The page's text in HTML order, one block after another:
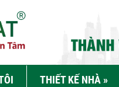
THIẾT KẾ NHÀ »